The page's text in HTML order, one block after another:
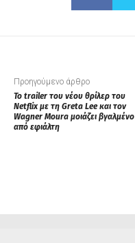
Προηγούμενο άρθρο
Το trailer του νέου θρίλερ του
Netflix με τη Greta Lee και τον
Wagner Moura μοιάζει βγαλμένο
από εφιάλτη